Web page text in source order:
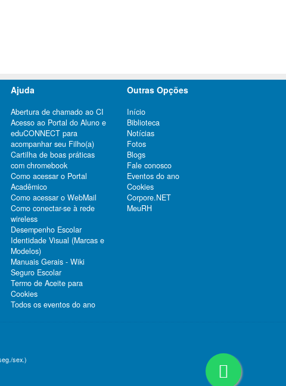
Ajuda
Abertura de chamado ao CI
Acesso ao Portal do Aluno e
eduCONNECT para
acompanhar seu Filho(a)
Cartilha de boas práticas
com chromebook
Como acessar o Portal
Acadêmico
Como acessar o WebMail
Como conectar-se à rede
wireless
Desempenho Escolar
Identidade Visual (Marcas e
Modelos)
Manuais Gerais - Wiki
Seguro Escolar
Termo de Aceite para
Cookies
Todos os eventos do ano
Outras Opções
Início
Biblioteca
Notícias
Fotos
Blogs
Fale conosco
Eventos do ano
Cookies
Corpore.NET
MeuRH
sex.)